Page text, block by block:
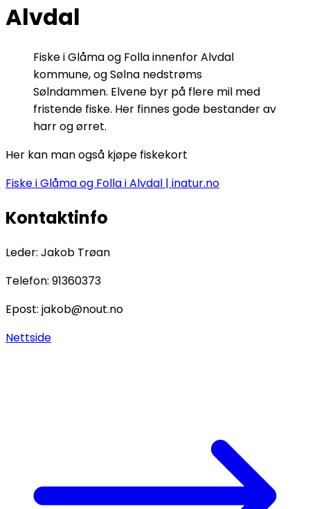
Alvdal
Fiske i Glåma og Folla innenfor Alvdal
kommune, og Sølna nedstrøms
Sølndammen. Elvene byr på flere mil med
fristende fiske. Her finnes gode bestander av
harr og ørret.
Her kan man også kjøpe fiskekort
Fiske i Glåma og Folla i Alvdal | inatur.no
Kontaktinfo
Leder: Jakob Trøan
Telefon: 91360373
Epost: jakob@nout.no
Nettside